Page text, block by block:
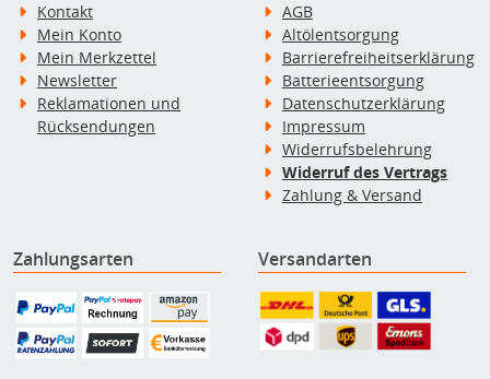
Kontakt
Mein Konto
Mein Merkzettel
Newsletter
Reklamationen und
Rücksendungen
AGB
Altölentsorgung
Barrierefreiheitserklärung
Batterieentsorgung
Datenschutzerklärung
Impressum
Widerrufsbelehrung
Widerruf des Vertrags
Zahlung & Versand
Zahlungsarten Versandarten